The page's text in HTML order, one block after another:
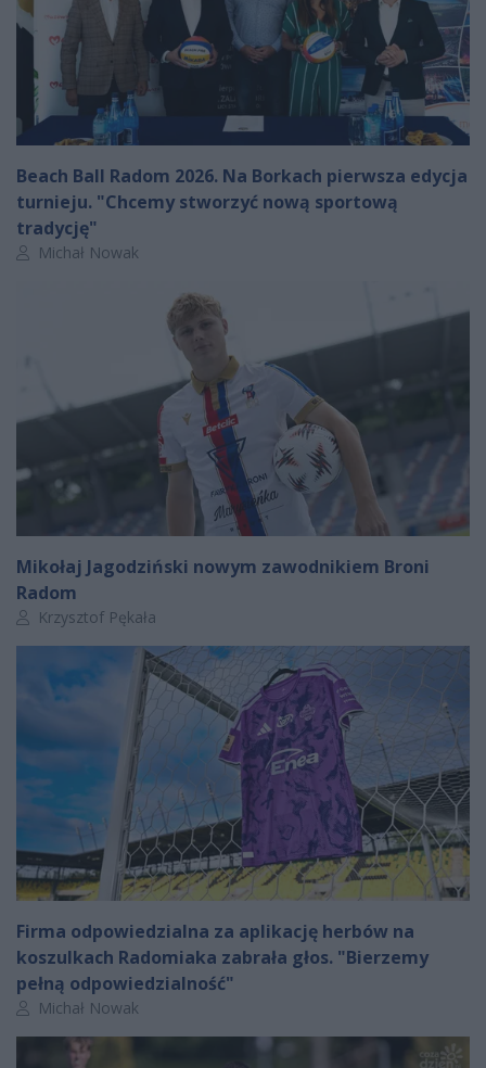
Beach Ball Radom 2026. Na Borkach pierwsza edycja
turnieju. "Chcemy stworzyć nową sportową
tradycję"
Autor artykułu:
Michał Nowak
Mikołaj Jagodziński nowym zawodnikiem Broni
Radom
Autor artykułu:
Krzysztof Pękała
Firma odpowiedzialna za aplikację herbów na
koszulkach Radomiaka zabrała głos. "Bierzemy
pełną odpowiedzialność"
Autor artykułu:
Michał Nowak